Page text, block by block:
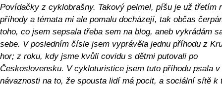
Povídačky z cyklobrašny. Takový pelmel, píšu je už třetím
příhody a témata mi ale pomalu docházejí, tak občas
toho, co jsem sepsala třeba sem na blog, aneb vykrádám
sebe. V posledním čísle jsem vyprávěla jednu příhodu z
hor; z roku, kdy jsme kvůli covidu s dětmi putovali po
Československu. V cykloturistice jsem tuto příhodu psala v
návaznosti na to, že spousta lidí má pocit, a sociální sítě k